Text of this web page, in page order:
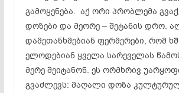
გამოყენება. აქ ორი პრობლემა
დოზები და მეორე – შეტანის დრო.
დამეთანხმებიან ფერმერები, რომ
ელოდებიან ყველა სარეველას
მერე შეიტანონ. ეს ორმხრივ
გვაძლევს: მაღალი დოზა